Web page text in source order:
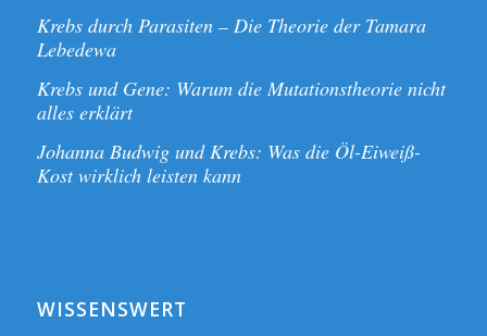
Krebs durch Parasiten – Die Theorie der Tamara
Lebedewa
Krebs und Gene: Warum die Mutationstheorie nicht
alles erklärt
Johanna Budwig und Krebs: Was die Öl-Eiweiß-
Kost wirklich leisten kann
WISSENSWERT